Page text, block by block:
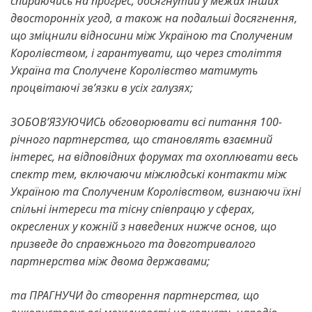
двосторонніх угод, а також на подальші досягнення,
що зміцнили відносини між Україною та Сполученим
Королівством, і гарантувати, що через століття
Україна та Сполучене Королівство матимуть
процвітаючі зв’язки в усіх галузях;
ЗОБОВ’ЯЗУЮЧИСЬ обговорювати всі питання 100-
річного партнерства, що становлять взаємний
інтерес, на відповідних форумах та охоплювати весь
спектр тем, включаючи міжлюдські контакти між
Україною та Сполученим Королівством, визнаючи їхні
спільні інтереси та тісну співпрацю у сферах,
окреслених у кожній з наведених нижче основ, що
призведе до справжнього та довготривалого
партнерства між двома державами;
та ПРАГНУЧИ до створення партнерства, що